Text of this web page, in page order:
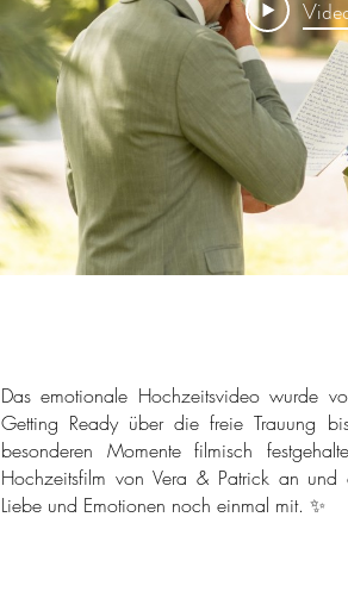
Das emotionale Hochzeitsvideo wurde
Getting Ready über die freie Trauung
besonderen Momente filmisch
Hochzeitsfilm von Vera & Patrick an
Liebe und Emotionen noch einmal mit. ✨